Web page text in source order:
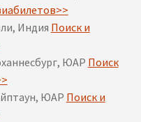
Индия Поиск и
ЮАР Поиск
ЮАР Поиск и